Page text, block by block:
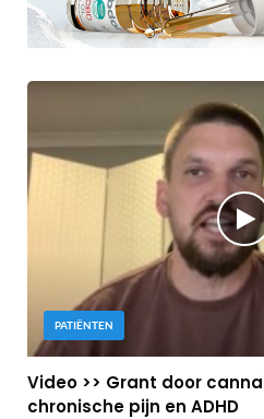
PATIËNTEN
Video >> Grant door
chronische pijn en ADHD